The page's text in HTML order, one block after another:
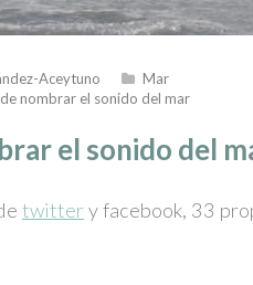
Aceytuno
Mar
nombrar el sonido del mar
el sonido del
twittery facebook, 33